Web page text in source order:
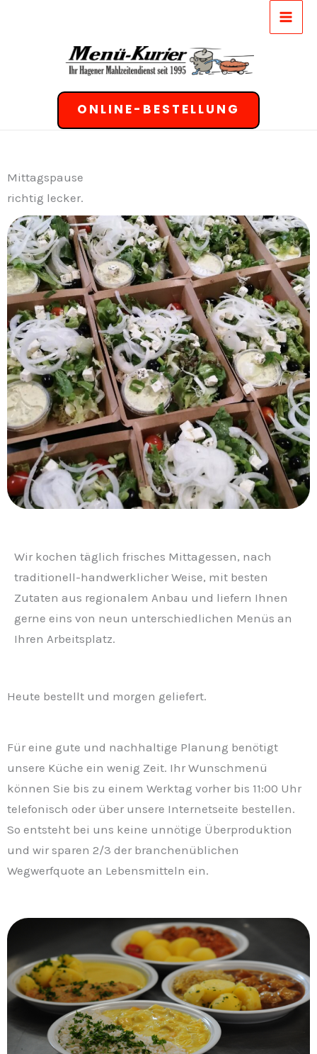
ONLINE-BESTELLUNG
Mittagspause
richtig lecker.
Wir kochen täglich frisches Mittagessen, nach
traditionell-handwerklicher Weise, mit besten
Zutaten aus regionalem Anbau und liefern Ihnen
gerne eins von neun unterschiedlichen Menüs an
Ihren Arbeitsplatz.
Heute bestellt und morgen geliefert.
Für eine gute und nachhaltige Planung benötigt
unsere Küche ein wenig Zeit. Ihr Wunschmenü
können Sie bis zu einem Werktag vorher bis 11:00 Uhr
telefonisch oder über unsere Internetseite bestellen.
So entsteht bei uns keine unnötige Überproduktion
und wir sparen 2/3 der branchenüblichen
Wegwerfquote an Lebensmitteln ein.